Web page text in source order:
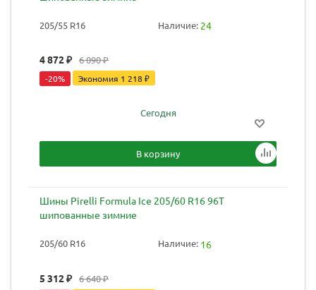
205/55 R16 Наличие: 24
4 872₽ 6 090₽
-20% Экономия 1 218 ₽
Сегодня
В корзину
Шины Pirelli Formula Ice 205/60 R16 96T
шипованные зимние
205/60 R16 Наличие: 16
5 312 ₽ 6 640₽